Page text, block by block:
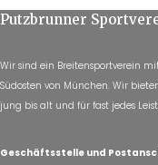
Putzbrunner
Wir sind ein Breitensportverein
Südosten von München. Wir
jung bis alt und für fast jedes
Geschäftsstelle und